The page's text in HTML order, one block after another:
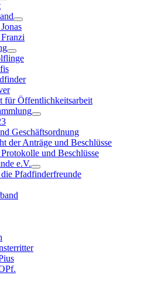
für Öffentlichkeitsarbeit
Geschäftsordnung
der Anträge und Beschlüsse
und Beschlüsse
e.V.
Pfadfinderfreunde